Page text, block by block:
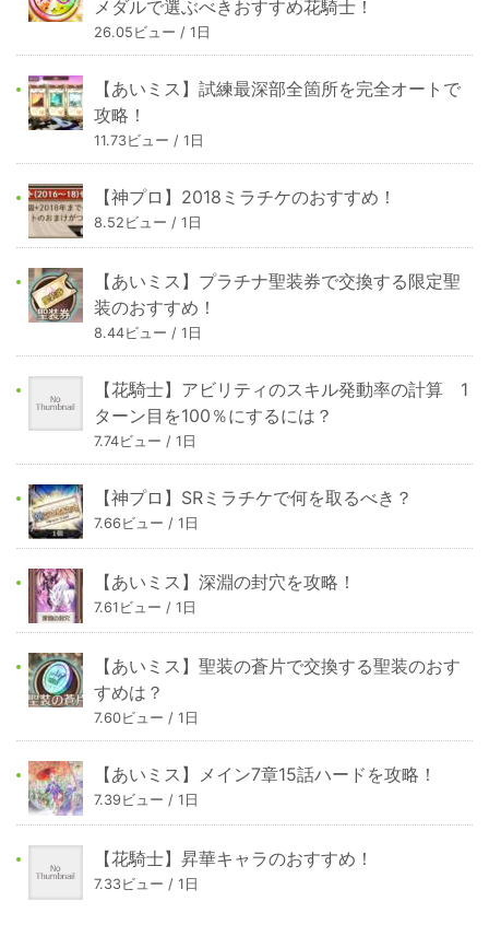
メダルで選ぶべきおすすめ花騎士！
26.05ビュー / 1日
【あいミス】試練最深部全箇所を完全オートで
攻略！
11.73ビュー / 1日
【神プロ】2018ミラチケのおすすめ！
8.52ビュー / 1日
【あいミス】プラチナ聖装券で交換する限定聖
装のおすすめ！
8.44ビュー / 1日
【花騎士】アビリティのスキル発動率の計算 1
ターン目を100％にするには？
7.74ビュー / 1日
【神プロ】SRミラチケで何を取るべき？
7.66ビュー / 1日
【あいミス】深淵の封穴を攻略！
7.61ビュー / 1日
【あいミス】聖装の蒼片で交換する聖装のおす
すめは？
7.60ビュー / 1日
【あいミス】メイン7章15話ハードを攻略！
7.39ビュー / 1日
【花騎士】昇華キャラのおすすめ！
7.33ビュー / 1日